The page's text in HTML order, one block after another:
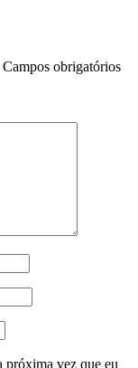
Campos obrigatórios
próxima vez que eu